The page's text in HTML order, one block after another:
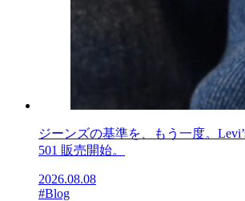
ジーンズの基準を、もう一度。
501 販売開始。
2026.08.08
#Blog